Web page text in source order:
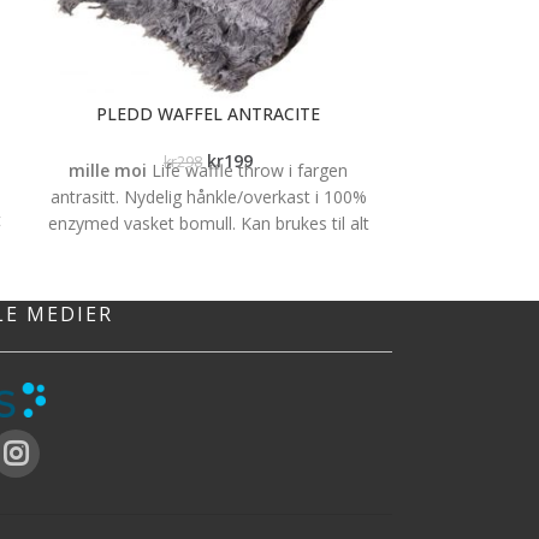
PLEDD WAFFEL ANTRACITE
kr298 kr199
mille moi Life waffle throw i fargen
antrasitt. Nydelig hånkle/overkast i 100%
enzymed vasket bomull. Kan brukes til alt
MEDIER